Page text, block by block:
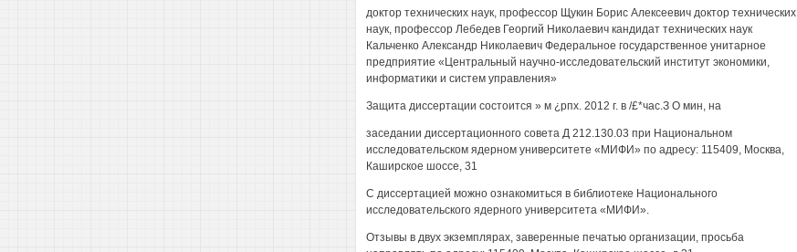
доктор технических наук, профессор Щукин Борис Алексеевич доктор технических
наук, профессор Лебедев Георгий Николаевич кандидат технических наук
Кальченко Александр Николаевич Федеральное государственное унитарное
предприятие «Центральный научно-исследовательский институт экономики,
информатики и систем управления»
Защита диссертации состоится » м ¿рпх. 2012 г. в /£*час.З О мин, на
заседании диссертационного совета Д 212.130.03 при Национальном
исследовательском ядерном университете «МИФИ» по адресу: 115409, Москва,
Каширское шоссе, 31
С диссертацией можно ознакомиться в библиотеке Национального
исследовательского ядерного университета «МИФИ».
Отзывы в двух экземплярах, заверенные печатью организации, просьба